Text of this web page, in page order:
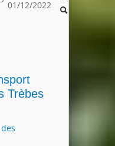
01/12/2022
Trèbes